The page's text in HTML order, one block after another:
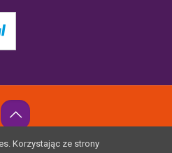
|Polityka Prywatności|
Korzystając ze strony